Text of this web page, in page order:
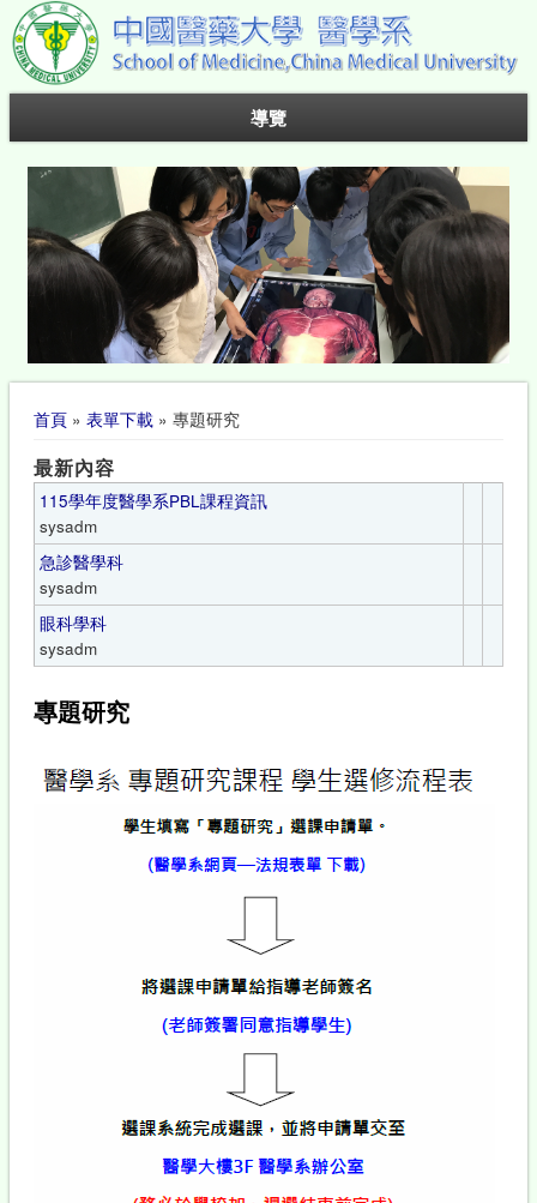
導覽
您在這裡
首頁» 表單下載» 專題研究
最新內容
115學年度醫學系PBL課程資訊
sysadm
急診醫學科
sysadm
眼科學科
sysadm
專題研究